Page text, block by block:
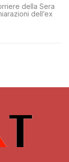
della Sera
dell’ex